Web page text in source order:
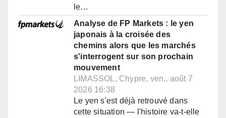
le…
Analyse de FP Markets : le yen
japonais à la croisée des
chemins alors que les marchés
s'interrogent sur son prochain
mouvement
LIMASSOL, Chypre, ven., août 7
2026 16:38
Le yen s'est déjà retrouvé dans
cette situation — l'histoire va-t-elle